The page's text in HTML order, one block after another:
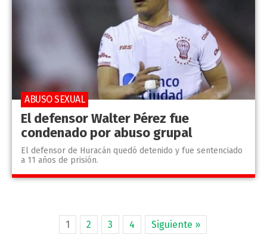
El defensor Walter Pérez fue
condenado por abuso grupal
El defensor de Huracán quedó detenido y fue sentenciado
a 11 años de prisión.
ABUSO SEXUAL
1 2 3 4 Siguiente »